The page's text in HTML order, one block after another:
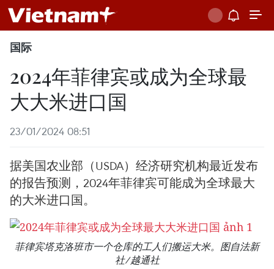
国际
2024年菲律宾或成为全球最
大大米进口国
23/01/2024 08:51
据美国农业部（USDA）经济研究机构最近发布
的报告预测，2024年菲律宾可能成为全球最大
的大米进口国。
菲律宾塔克洛班市一个仓库的工人们搬运大米。图自法新
社/越通社